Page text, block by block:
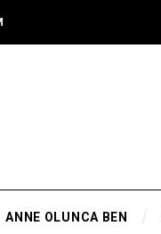
ANNE OLUNCA BEN